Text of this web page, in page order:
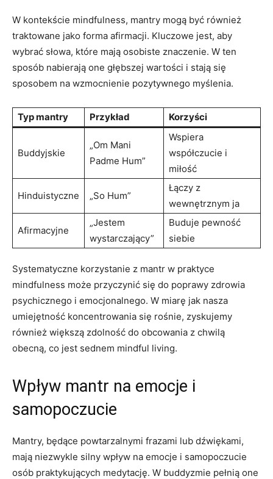
W kontekście mindfulness, ‍mantry mogą być ⁤również
traktowane⁢ jako forma afirmacji. Kluczowe ​jest, aby
wybrać słowa, które mają osobiste znaczenie. W ten
sposób nabierają one głębszej wartości i​ stają się
sposobem na wzmocnienie pozytywnego myślenia.
Typ mantry Przykład Korzyści
Buddyjskie
„Om Mani
⁢Padme Hum”
Wspiera
współczucie i
miłość
Hinduistyczne „So‍ Hum”
Łączy z
wewnętrznym‌ ja
Afirmacyjne
„Jestem
wystarczający”
Buduje pewność
siebie
Systematyczne korzystanie z mantr w​ praktyce
mindfulness może przyczynić się do poprawy zdrowia
psychicznego i emocjonalnego. W miarę jak nasza ​
umiejętność ⁤koncentrowania się rośnie,​ zyskujemy
również większą zdolność do obcowania z chwilą
obecną, co jest sednem ⁢mindful living.
Wpływ mantr‍ na emocje i​
samopoczucie
Mantry, będące powtarzalnymi ​frazami ‍lub dźwiękami,
‌mają niezwykle silny wpływ na emocje ​i samopoczucie
osób praktykujących medytację. W buddyzmie pełnią one